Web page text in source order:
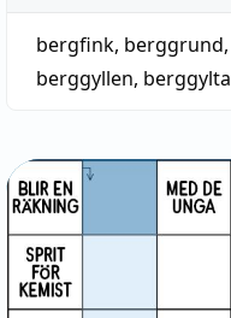
bergfink, berggrund,
berggyllen, berggylta